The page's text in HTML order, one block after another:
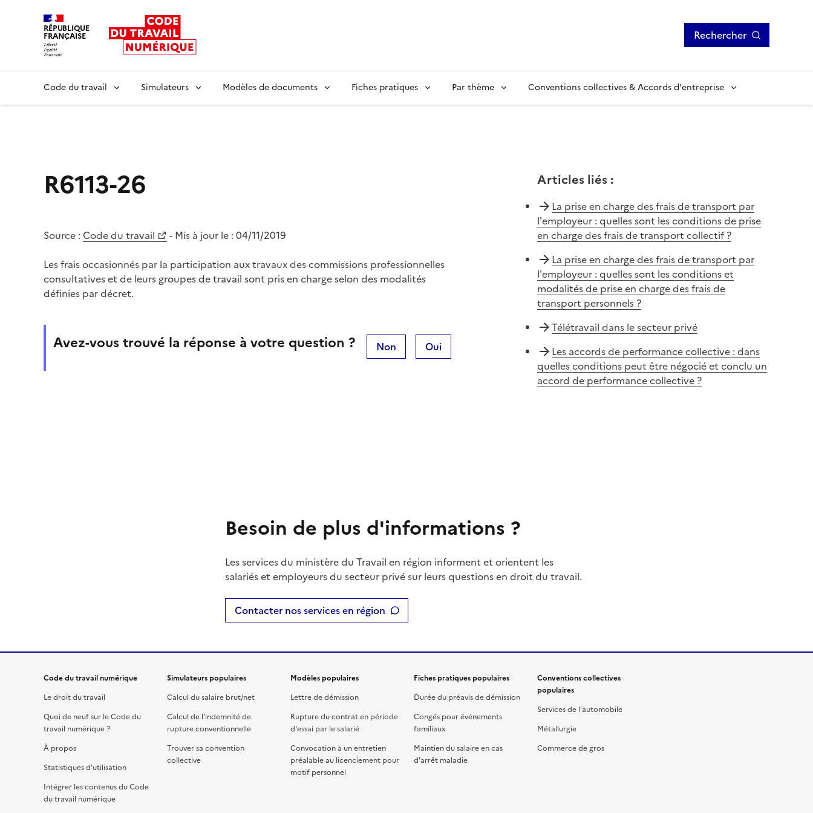
RÉPUBLIQUE
FRANÇAISE Rechercher
Code du travail Simulateurs Modèles de documents Fiches pratiques Par thème Conventions collectives & Accords d'entreprise
R6113-26
Source : Code du travail - Mis à jour le : 04/11/2019
Les frais occasionnés par la participation aux travaux des commissions professionnelles
consultatives et de leurs groupes de travail sont pris en charge selon des modalités
définies par décret.
Avez-vous trouvé la réponse à votre question ? Non Oui
Articles liés:
La prise en charge des frais de transport par
l'employeur : quelles sont les conditions de prise
en charge des frais de transport collectif ?
La prise en charge des frais de transport par
l'employeur : quelles sont les conditions et
modalités de prise en charge des frais de
transport personnels ?
Télétravail dans le secteur privé
Les accords de performance collective : dans
quelles conditions peut être négocié et conclu un
accord de performance collective ?
Besoin de plus d'informations ?
Les services du ministère du Travail en région informent et orientent les
salariés et employeurs du secteur privé sur leurs questions en droit du travail.
Contacter nos services en région
Code du travail numérique
Le droit du travail
Quoi de neuf sur le Code du
travail numérique ?
À propos
Statistiques d'utilisation
Intégrer les contenus du Code
du travail numérique
Simulateurs populaires
Calcul du salaire brut/net
Calcul de l'indemnité de
rupture conventionnelle
Trouver sa convention
collective
Modèles populaires
Lettre de démission
Rupture du contrat en période
d'essai par le salarié
Convocation à un entretien
préalable au licenciement pour
motif personnel
Fiches pratiques populaires
Durée du préavis de démission
Congés pour événements
familiaux
Maintien du salaire en cas
d'arrêt maladie
Conventions collectives
populaires
Services de l'automobile
Métallurgie
Commerce de gros